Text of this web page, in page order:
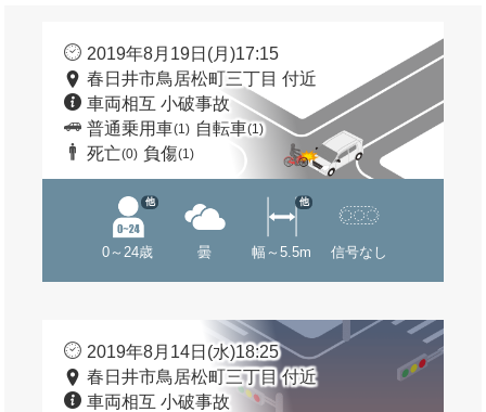
2019年8月19日(月)17:15
春日井市鳥居松町三丁目 付近
車両相互 小破事故
普通乗用車(1) 自転車(1)
死亡(0) 負傷(1)
0～24歳
他
曇 幅～5.5m
他
信号なし
2019年8月14日(水)18:25
春日井市鳥居松町三丁目 付近
車両相互 小破事故